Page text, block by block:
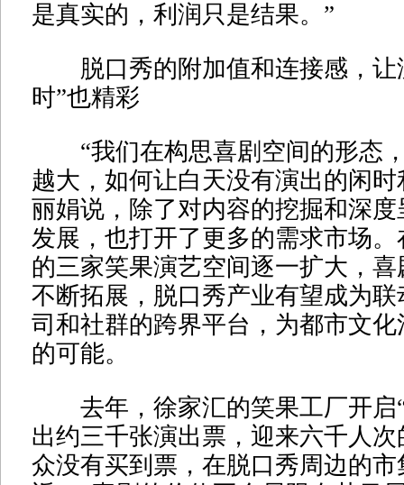
是真实的，利润只是结果。”
脱口秀的附加值和连接感，让
时”也精彩
“我们在构思喜剧空间的形态
越大，如何让白天没有演出的闲时
丽娟说，除了对内容的挖掘和深
发展，也打开了更多的需求市场
的三家笑果演艺空间逐一扩大，喜
不断拓展，脱口秀产业有望成为
司和社群的跨界平台，为都市文
的可能。
去年，徐家汇的笑果工厂开启“
出约三千张演出票，迎来六千人
众没有买到票，在脱口秀周边的